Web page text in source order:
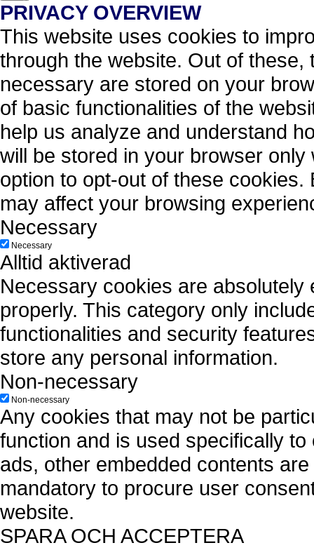
PRIVACY OVERVIEW
This website uses cookies to
through the website. Out of
necessary are stored on your
of basic functionalities of the
help us analyze and understand
will be stored in your browser
option to opt-out of these
may affect your browsing
Necessary
Necessary
Alltid aktiverad
Necessary cookies are
properly. This category only
functionalities and security
store any personal information.
Non-necessary
Non-necessary
Any cookies that may not be
function and is used specifically
ads, other embedded contents
mandatory to procure user
website.
SPARA OCH ACCEPTERA